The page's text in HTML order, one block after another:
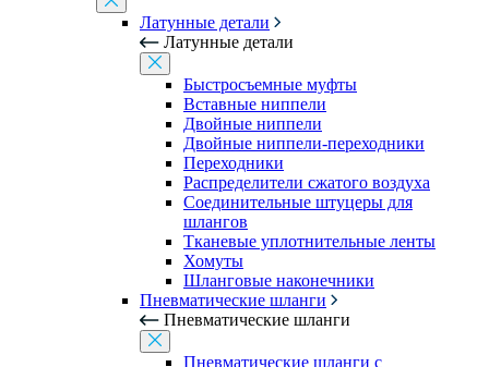
Латунные детали
Латунные детали
Быстросъемные муфты
Вставные ниппели
Двойные ниппели
Двойные ниппели-переходники
Переходники
Распределители сжатого воздуха
Соединительные штуцеры для
шлангов
Тканевые уплотнительные ленты
Хомуты
Шланговые наконечники
Пневматические шланги
Пневматические шланги
Пневматические шланги с